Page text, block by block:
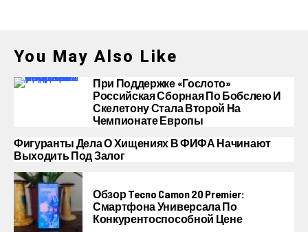
You May Also Like
При Поддержке «Гослото»
Российская Сборная По Бобслею И
Скелетону Стала Второй На
Чемпионате Европы
Фигуранты Дела О Хищениях В ФИФА Начинают
Выходить Под Залог
Обзор Tecno Camon 20 Premier:
Смартфона Универсала По
Конкурентоспособной Цене